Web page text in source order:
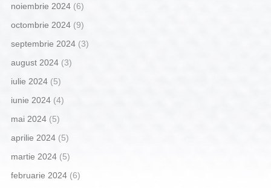
noiembrie 2024(6)
octombrie 2024(9)
septembrie 2024(3)
august 2024(3)
iulie 2024(5)
iunie 2024(4)
mai 2024(5)
aprilie 2024(5)
martie 2024(5)
februarie 2024(6)